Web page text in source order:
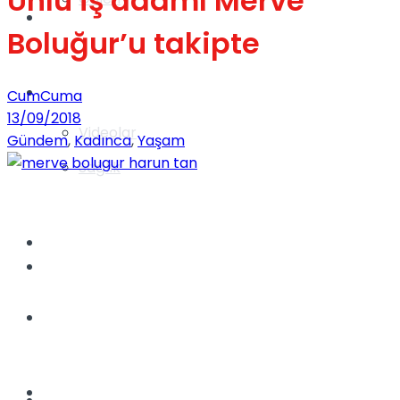
Videolar
Gündem
Yaşam
Sağlık
Boluğur’u takipte
CumCuma
13/09/2018
Gündem, Kadınca,Yaşam